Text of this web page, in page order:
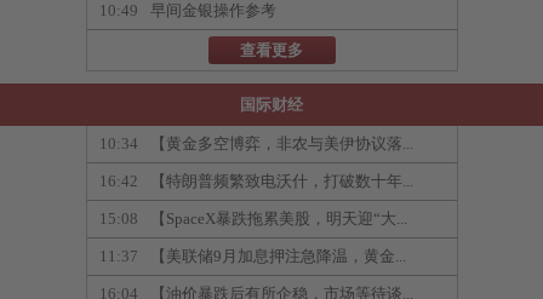
10:49 早间金银操作参考
查看更多
国际财经
10:34 【黄金多空博弈，非农与美伊协议落...
16:42 【特朗普频繁致电沃什，打破数十年...
15:08 【SpaceX暴跌拖累美股，明天迎“大...
11:37 【美联储9月加息押注急降温，黄金...
16:04 【油价暴跌后有所企稳，市场等待谈...